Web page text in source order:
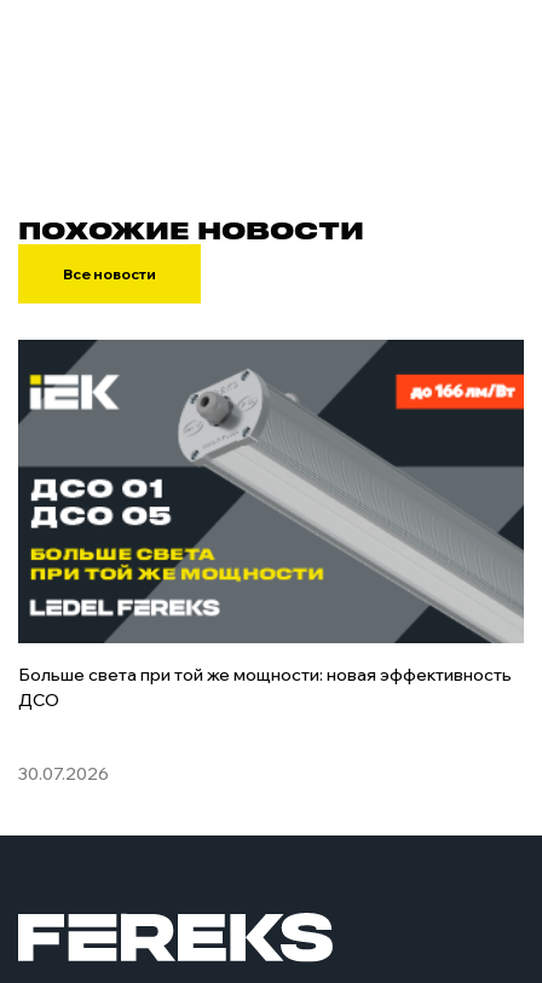
ПОХОЖИЕ НОВОСТИ
Все новости
Больше света при той же мощности: новая эффективность
ДСО
30.07.2026